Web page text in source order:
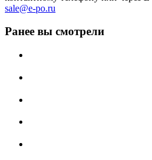
sale@e-po.ru
Ранее вы смотрели